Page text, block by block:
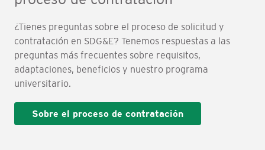
¿Tienes preguntas sobre el proceso de solicitud y
contratación en SDG&E? Tenemos respuestas a las
preguntas más frecuentes sobre requisitos,
adaptaciones, beneficios y nuestro programa
universitario.
Sobre el proceso de contratación